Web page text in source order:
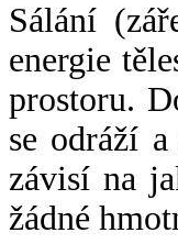
Sálání
energie
prostoru.
se odráží
závisí na
žádné